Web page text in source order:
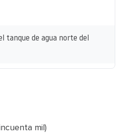
tanque de agua norte del
mil)